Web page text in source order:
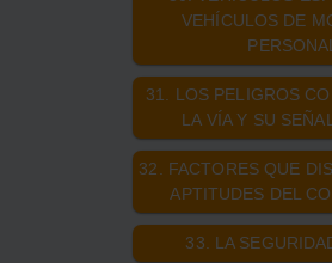
VEHÍCULOS DE
PERSONAL
31. LOS PELIGROS
LA VÍA Y SU
32. FACTORES QUE
APTITUDES DEL
33. LA